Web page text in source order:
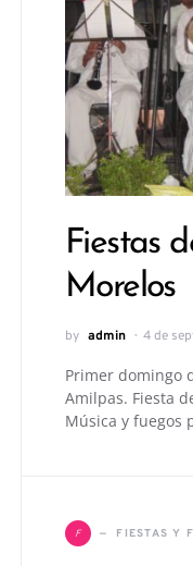
Fiestas
Morelos
by admin 4 de
Primer domingo
Amilpas. Fiesta
Música y fuegos
F FIESTAS Y